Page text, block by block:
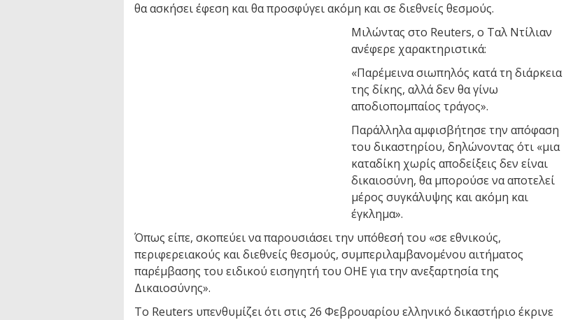
θα ασκήσει έφεση και θα προσφύγει ακόμη και σε διεθνείς θεσμούς.
Μιλώντας στο Reuters, ο Ταλ Ντίλιαν
ανέφερε χαρακτηριστικά:
«Παρέμεινα σιωπηλός κατά τη διάρκεια
της δίκης, αλλά δεν θα γίνω
αποδιοπομπαίος τράγος».
Παράλληλα αμφισβήτησε την απόφαση
του δικαστηρίου, δηλώνοντας ότι «μια
καταδίκη χωρίς αποδείξεις δεν είναι
δικαιοσύνη, θα μπορούσε να αποτελεί
μέρος συγκάλυψης και ακόμη και
έγκλημα».
Όπως είπε, σκοπεύει να παρουσιάσει την υπόθεσή του «σε εθνικούς,
περιφερειακούς και διεθνείς θεσμούς, συμπεριλαμβανομένου αιτήματος
παρέμβασης του ειδικού εισηγητή του ΟΗΕ για την ανεξαρτησία της
Δικαιοσύνης».
Το Reuters υπενθυμίζει ότι στις 26 Φεβρουαρίου ελληνικό δικαστήριο έκρινε